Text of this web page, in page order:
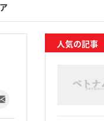
人気の記事